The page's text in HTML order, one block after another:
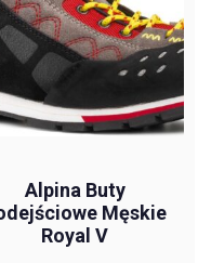
Alpina Buty
Męskie
Royal V